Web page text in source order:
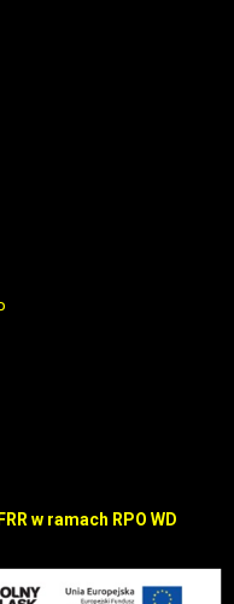
w ramach RPO WD